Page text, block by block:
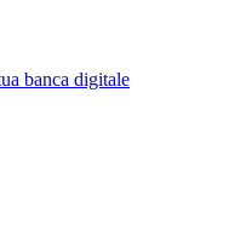
banca digitale